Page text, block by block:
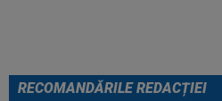
RECOMANDĂRILE REDACȚIEI